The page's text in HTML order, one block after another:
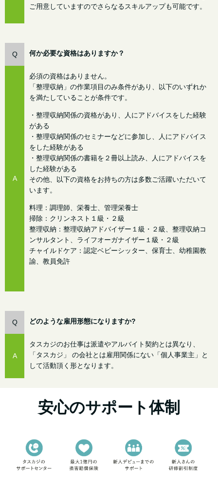
ご用意していますのでさらなるスキルアップも可能です。
Q 何か必要な資格はありますか？
A
必須の資格はありません。
「整理収納」の作業項目のみ条件があり、以下のいずれか
を満たしていることが条件です。
・整理収納関係の資格があり、人にアドバイスをした経験
がある
・整理収納関係のセミナーなどに参加し、人にアドバイス
をした経験がある
・整理収納関係の書籍を２冊以上読み、人にアドバイスを
した経験がある
その他、以下の資格をお持ちの方は多数ご活躍いただいて
います。
料理：調理師、栄養士、管理栄養士
掃除：クリンネスト１級・２級
整理収納：整理収納アドバイザー１級・２級、整理収納コ
ンサルタント、ライフオーガナイザー１級・２級
チャイルドケア：認定ベビーシッター、保育士、幼稚園教
諭、教員免許
Q どのような雇用形態になりますか?
A
タスカジのお仕事は派遣やアルバイト契約とは異なり、
「タスカジ」 の会社とは雇用関係にない「個人事業主」と
して活動頂く形となります。
安心のサポート体制